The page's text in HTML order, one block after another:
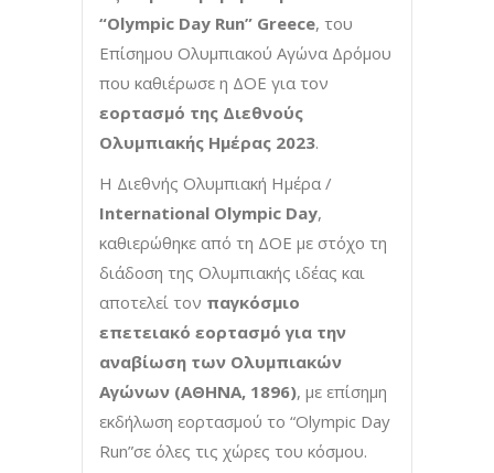
“Olympic Day Run” Greece, του
Επίσημου Ολυμπιακού Αγώνα Δρόμου
που καθιέρωσε η ΔΟΕ για τον
εορτασμό της Διεθνούς
Ολυμπιακής Ημέρας 2023.
Η Διεθνής Ολυμπιακή Ημέρα /
International Olympic Day,
καθιερώθηκε από τη ΔΟΕ με στόχο τη
διάδοση της Ολυμπιακής ιδέας και
αποτελεί τον παγκόσμιο
επετειακό εορτασμό για την
αναβίωση των Ολυμπιακών
Αγώνων (ΑΘΗΝΑ, 1896), με επίσημη
εκδήλωση εορτασμού το “Olympic Day
Run”σε όλες τις χώρες του κόσμου.